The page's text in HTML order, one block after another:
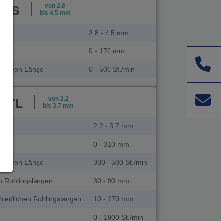
von 2.8
bis 4.5 mm
2.8 - 4.5 mm
0 - 170 mm
von Länge 0 - 500 St./min
von 2.2
bis 3.7 mm
2.2 - 3.7 mm
0 - 310 mm
von Länge 300 - 500 St./min
Rohlingslängen 30 - 90 mm
Rohlingslängen 10 - 170 mm
0 - 1000 St./min